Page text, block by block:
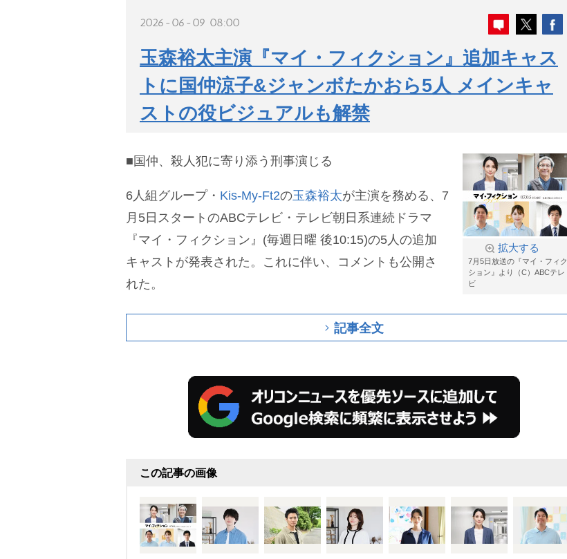
2026-06-09 08:00
玉森裕太主演『マイ・フィクション』追加キャス
トに国仲涼子&ジャンボたかおら5人 メインキャ
ストの役ビジュアルも解禁
拡大する
7月5日放送の『マイ・フィク
ション』より（C）ABCテレ
ビ
■国仲、殺人犯に寄り添う刑事演じる
6人組グループ・ Kis-My-Ft2の玉森裕太が主演を務める、7
月5日スタートのABCテレビ・テレビ朝日系連続ドラマ
『マイ・フィクション』(毎週日曜 後10:15)の5人の追加
キャストが発表された。これに伴い、コメントも公開さ
れた。
記事全文
この記事の画像